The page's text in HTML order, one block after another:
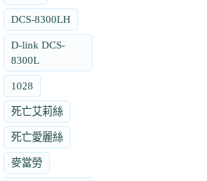
DCS-8300LH
D-link DCS-
8300L
1028
死亡艾莉絲
死亡愛麗絲
麥當勞